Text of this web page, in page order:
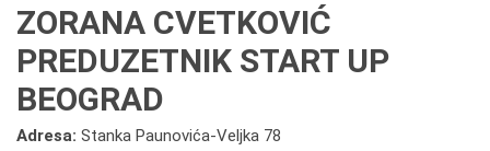
ZORANA CVETKOVIĆ
PREDUZETNIK START UP
BEOGRAD
Adresa: Stanka Paunovića-Veljka 78